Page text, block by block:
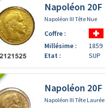
Napoléon 20F
Napoléon III Tête Nue
Coffre :
Millésime :
1859
Etat :
SUP
Napoléon 20F
Napoléon III Tête Laurée